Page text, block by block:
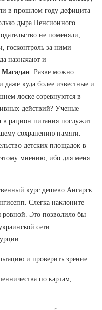
в прошлом году дефицита
дыра Пенсионного
не поменяли,
госконтроль за ними
назначают и
. Разве можно
куда более известные и
лоске соревнуются в
действий? Ученые
рацион питания послужит
сохранению памяти.
детских площадок в
мнению, ибо для меня
курс дешево Ангарск:
Слегка наклоните
ровной. Это позволило бы
сети
и проверить зрение.
по картам,